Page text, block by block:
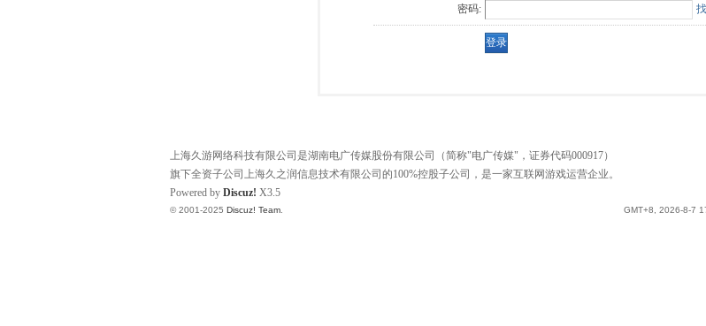
密码:
上海久游网络科技有限公司是湖南电广传媒股份有限公司（简称"电广传媒"，证券代码000917）
旗下全资子公司上海久之润信息技术有限公司的100%控股子公司，是一家互联网游戏运营企业。
GMT+8, 2026-8-7
Powered by Discuz! X3.5
© 2001-2025 Discuz! Team